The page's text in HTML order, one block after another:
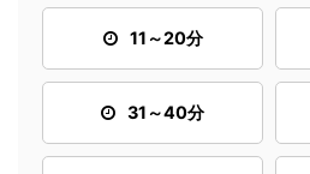
11～20分
31～40分